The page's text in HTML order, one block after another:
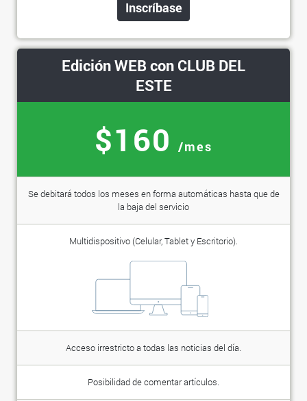
Inscríbase
Edición WEB con CLUB DEL
ESTE
$160 /mes
Se debitará todos los meses en forma automáticas hasta que de
la baja del servicio
Multidispositivo (Celular, Tablet y Escritorio).
Acceso irrestricto a todas las noticias del día.
Posibilidad de comentar artículos.